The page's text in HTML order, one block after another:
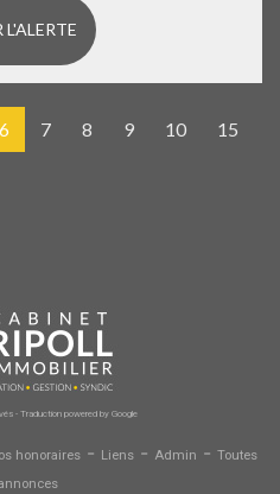
L'ALERTE
6 7 8 9 10 15
- Traduction powered by Google
honoraires - Liens - Admin - Toutes